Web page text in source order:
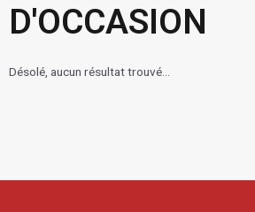
D'OCCASION
Désolé, aucun résultat trouvé...